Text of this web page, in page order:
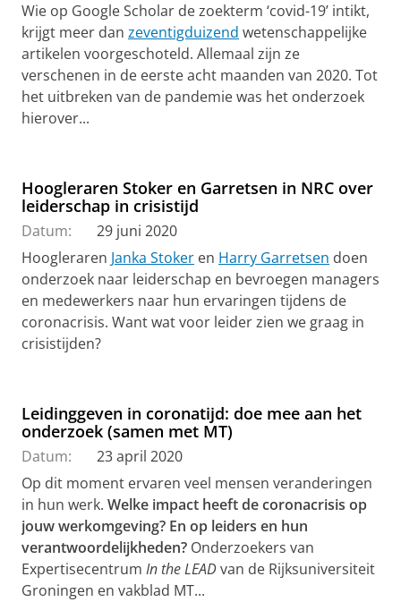
Wie op Google Scholar de zoekterm ‘covid-19’ intikt,
krijgt meer dan zeventigduizend wetenschappelijke
artikelen voorgeschoteld. Allemaal zijn ze
verschenen in de eerste acht maanden van 2020. Tot
het uitbreken van de pandemie was het onderzoek
hierover...
Hoogleraren Stoker en Garretsen in NRC over
leiderschap in crisistijd
Datum:
29 juni 2020
Hoogleraren Janka Stoker en Harry Garretsen doen
onderzoek naar leiderschap en bevroegen managers
en medewerkers naar hun ervaringen tijdens de
coronacrisis. Want wat voor leider zien we graag in
crisistijden?
Leidinggeven in coronatijd: doe mee aan het
onderzoek (samen met MT)
Datum:
23 april 2020
Op dit moment ervaren veel mensen veranderingen
in hun werk. Welke impact heeft de coronacrisis op
jouw werkomgeving? En op leiders en hun
verantwoordelijkheden? Onderzoekers van
Expertisecentrum In the LEADvan de Rijksuniversiteit
Groningen en vakblad MT...